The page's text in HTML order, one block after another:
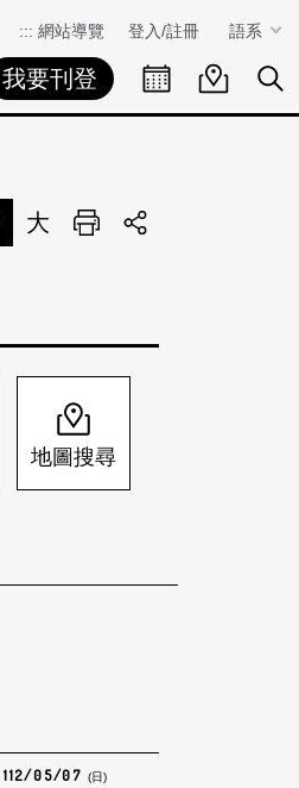
::: 網站導覽 登入/註冊 語系
我要刊登 活動日曆活動地圖展
大 列印
地圖搜尋
112/05/07 (日)